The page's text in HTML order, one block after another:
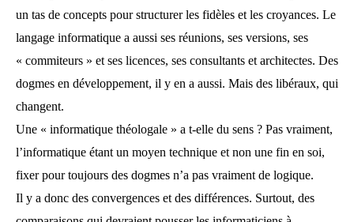
un tas de concepts pour structurer les fidèles et les croyances. Le
langage informatique a aussi ses réunions, ses versions, ses
« commiteurs » et ses licences, ses consultants et architectes. Des
dogmes en développement, il y en a aussi. Mais des libéraux, qui
changent.
Une « informatique théologale » a t-elle du sens ? Pas vraiment,
l’informatique étant un moyen technique et non une fin en soi,
fixer pour toujours des dogmes n’a pas vraiment de logique.
Il y a donc des convergences et des différences. Surtout, des